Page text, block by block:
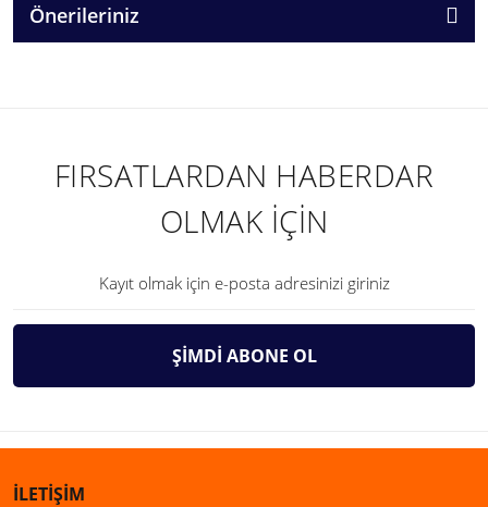
Önerileriniz
FIRSATLARDAN HABERDAR
OLMAK İÇİN
ŞİMDİ ABONE OL
İLETİŞİM